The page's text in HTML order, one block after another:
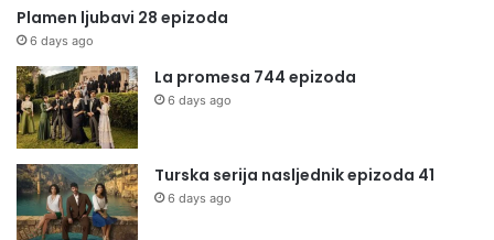
Plamen ljubavi 28 epizoda
6 days ago
La promesa 744 epizoda
6 days ago
Turska serija nasljednik epizoda 41
6 days ago